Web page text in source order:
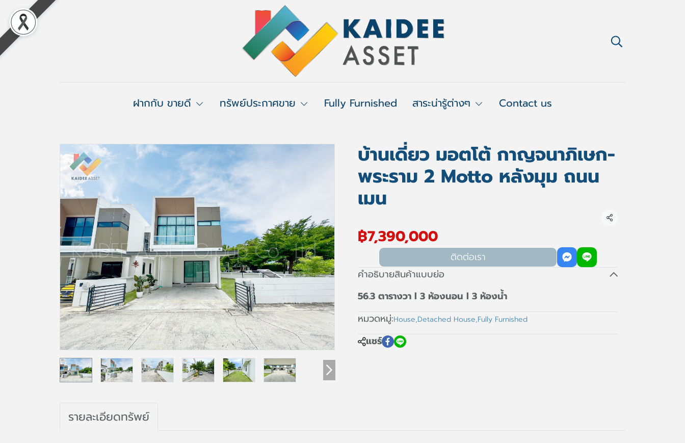
ฝากกับ ขายดี ทรัพย์ประกาศขาย Fully Furnished สาระน่ารู้ต่างๆ Contact us
บ้านเดี่ยว มอตโต้ กาญจนาภิเษก-
พระราม 2 Motto หลังมุม ถนน
เมน
แชร์
฿7,390,000
ติดต่อเรา
คำอธิบายสินค้าแบบย่อ
56.3 ตารางวา l 3 ห้องนอน l 3 ห้องน้ำ
หมวดหมู่:House,Detached House,Fully Furnished
แชร์
รายละเอียดทรัพย์